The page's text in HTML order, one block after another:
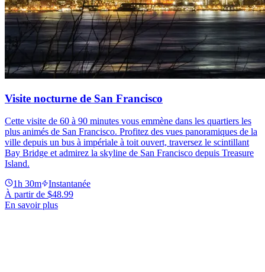
Visite nocturne de San Francisco
Cette visite de 60 à 90 minutes vous emmène dans les quartiers les
plus animés de San Francisco. Profitez des vues panoramiques de la
ville depuis un bus à impériale à toit ouvert, traversez le scintillant
Bay Bridge et admirez la skyline de San Francisco depuis Treasure
Island.
1h 30m
Instantanée
À partir de $48.99
En savoir plus